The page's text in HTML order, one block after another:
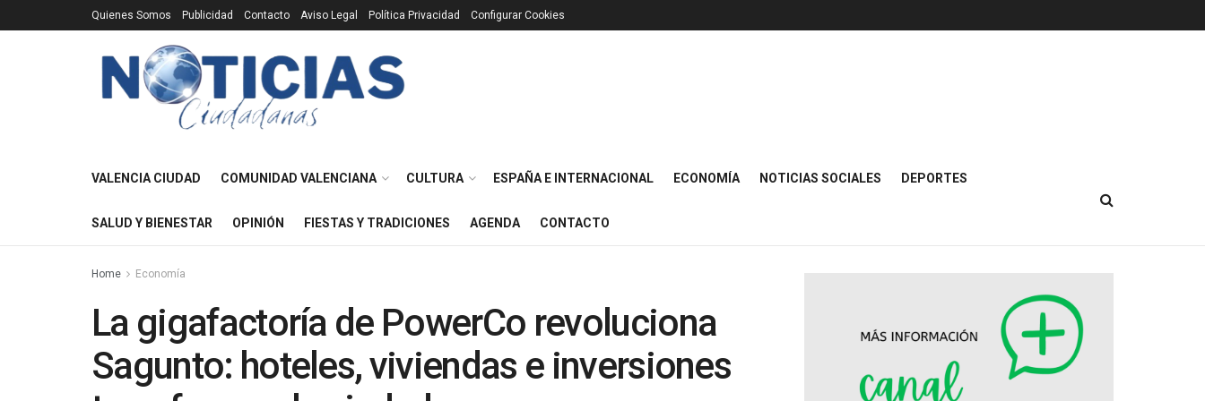
Quienes Somos Publicidad Contacto Aviso Legal Política Privacidad Configurar Cookies
VALENCIA CIUDAD COMUNIDAD VALENCIANA CULTURA ESPAÑA E INTERNACIONAL ECONOMÍA NOTICIAS SOCIALES DEPORTES
SALUD Y BIENESTAR OPINIÓN FIESTAS Y TRADICIONES AGENDA CONTACTO
Home Economía
La gigafactoría de PowerCo revoluciona
Sagunto: hoteles, viviendas e inversiones